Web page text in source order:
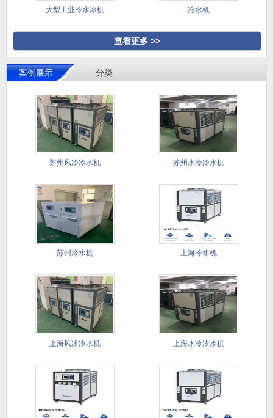
大型工业冷水冰机 冷水机
查看更多 >>
案例展示 分类
苏州风冷冷水机 苏州水冷冷水机
苏州冷水机 上海冷水机
上海风冷冷水机 上海水冷冷水机